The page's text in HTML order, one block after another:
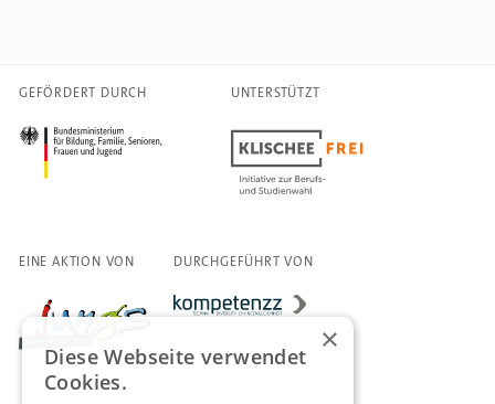
GEFÖRDERT DURCH UNTERSTÜTZT
EINE AKTION VON DURCHGEFÜHRT VON
×
Diese Webseite verwendet
Cookies.